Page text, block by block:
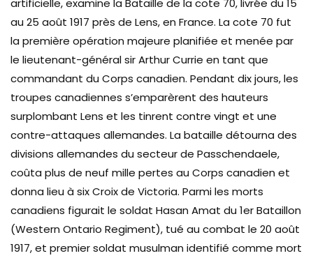
au 25 août 1917 près de Lens, en France. La cote 70 fut
la première opération majeure planifiée et menée par
le lieutenant-général sir Arthur Currie en tant que
commandant du Corps canadien. Pendant dix jours, les
troupes canadiennes s’emparèrent des hauteurs
surplombant Lens et les tinrent contre vingt et une
contre-attaques allemandes. La bataille détourna des
divisions allemandes du secteur de Passchendaele,
coûta plus de neuf mille pertes au Corps canadien et
donna lieu à six Croix de Victoria. Parmi les morts
canadiens figurait le soldat Hasan Amat du 1er Bataillon
(Western Ontario Regiment), tué au combat le 20 août
1917, et premier soldat musulman identifié comme mort